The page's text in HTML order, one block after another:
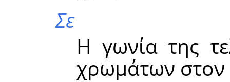
Σε
Η γωνία της
χρωμάτων